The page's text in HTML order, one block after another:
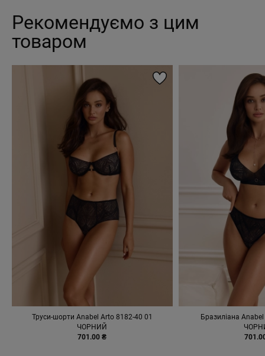
Рекомендуємо з цим
товаром
Труси-шорти Anabel Arto 8182-40 01
ЧОРНИЙ
701.00 ₴
Бразиліана